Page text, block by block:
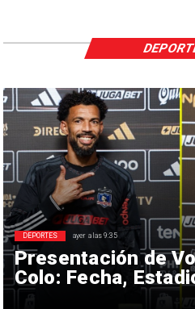
Presentación de
Colo: Fecha,
DEPORTES ayer a las 9:35